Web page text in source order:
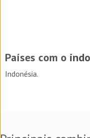
Países com o
Indonésia.